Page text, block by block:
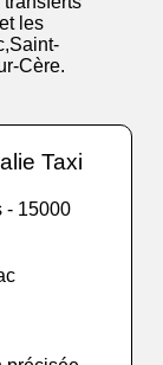
les
Cère.
Taxi
- 15000